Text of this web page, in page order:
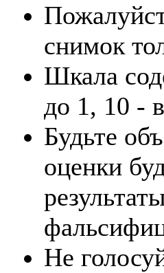
снимок
Шкала
до 1, 10 -
Будьте
оценки
Не